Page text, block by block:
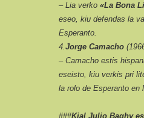
– Lia verko «La Bona
eseo, kiu defendas la
Esperanto.
4.Jorge Camacho
– Camacho estis
eseisto, kiu verkis pri
la rolo de Esperanto en
###Kial Julio Baghy